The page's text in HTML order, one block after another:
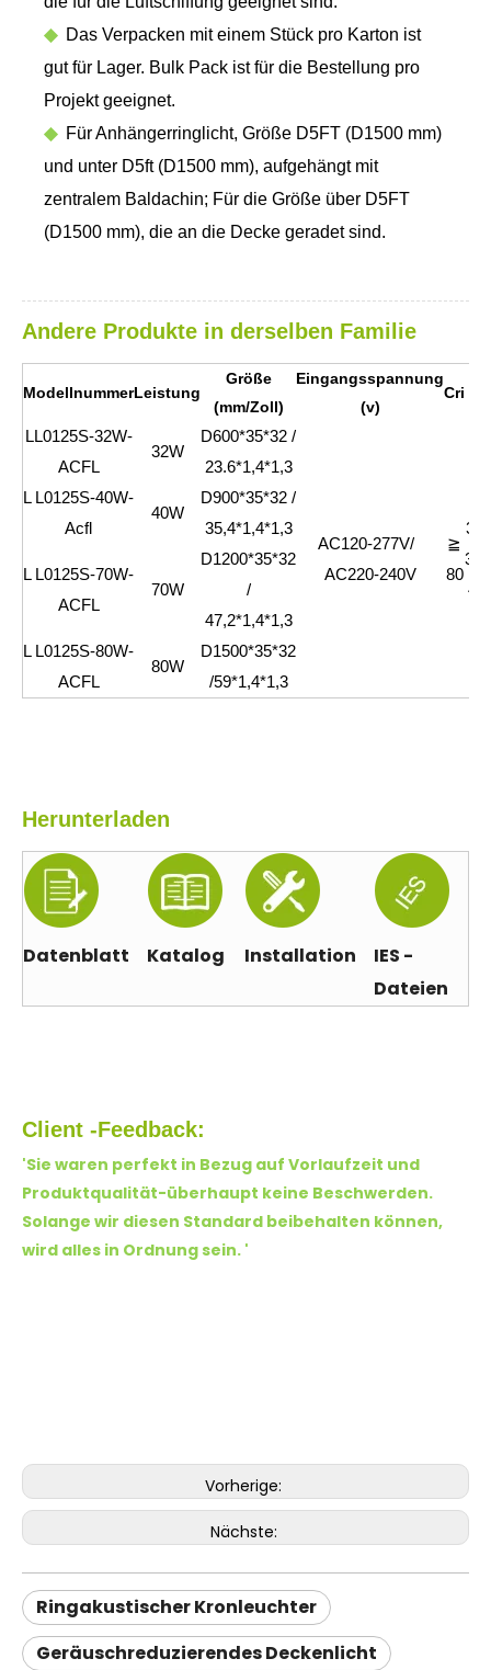
◆ Das Verpacken mit einem Stück pro Karton ist
gut für Lager. Bulk Pack ist für die Bestellung pro
Projekt geeignet.
◆ Für Anhängerringlicht, Größe D5FT (D1500 mm)
und unter D5ft (D1500 mm), aufgehängt mit
zentralem Baldachin; Für die Größe über D5FT
(D1500 mm), die an die Decke geradet sind.
Andere Produkte in derselben Familie
ModellnummerLeistung
Größe
(mm/Zoll)
Eingangsspannung
(v)
Cri
LL0125S-32W-
ACFL
32W
D600*35*32 /
23.6*1,4*1,3
AC120-277V/
AC220-240V
≧
80
L L0125S-40W-
Acfl
40W
D900*35*32 /
35,4*1,4*1,3
L L0125S-70W-
ACFL
70W
D1200*35*32
/
47,2*1,4*1,3
L L0125S-80W-
ACFL
80W
D1500*35*32
/59*1,4*1,3
Herunterladen
Datenblatt Katalog Installation
IES -
Dateien
Client -Feedback:
'Sie waren perfekt in Bezug auf Vorlaufzeit und
Produktqualität-überhaupt keine Beschwerden.
Solange wir diesen Standard beibehalten können,
wird alles in Ordnung sein. '
Vorherige:
Nächste:
Ringakustischer Kronleuchter
Geräuschreduzierendes Deckenlicht